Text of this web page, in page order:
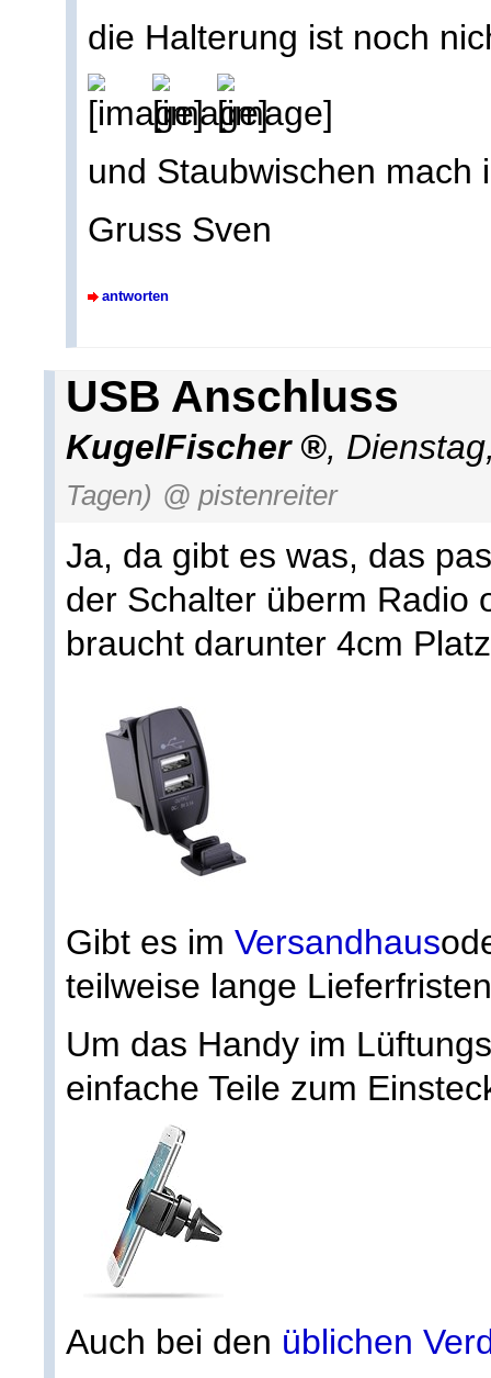
die Halterung ist noch
und Staubwischen mach
Gruss Sven
antworten
USB Anschluss
KugelFischer ,
Tagen) @ pistenreiter
Ja, da gibt es was, das
der Schalter überm Radio
braucht darunter 4cm
Gibt es im Versandhaus
teilweise lange
Um das Handy im
einfache Teile zum
Auch bei den üblichen